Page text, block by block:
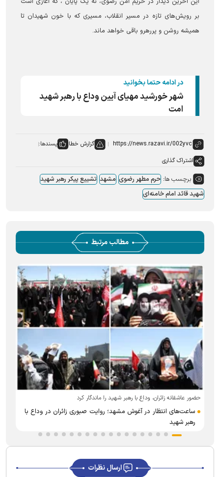
بر رویش‌های تازه در مسیر انقلاب، مسیری که با خون شهیدان تا
همیشه روشن و پررهرو باقی خواهد ماند.
در ادامه حتما بخوانید
شهر خورشید مهیای آیین وداع با رهبر شهید
امت
گزارش خطا
پسندها:
اشتراک گذاری
برچسب ها: حرم مطهر رضوی مشهد تشییع پیکر رهبر شهید
شهید قائد امام خامنه‌ای
مطالب مرتبط
حضور عاشقانه زائران، وداع با رهبر شهید را ماندگار کرد
ساعت‌های انتظار در آغوش مشهد؛ روایت صبوری زائران در وداع با
رهبر شهید
ارسال نظرات